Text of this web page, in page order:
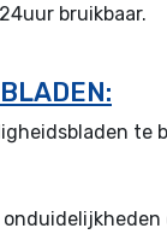
bruikbaar.
te